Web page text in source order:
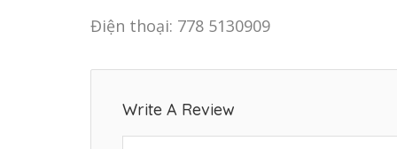
Điện thoại: 778 5130909
Write A Review